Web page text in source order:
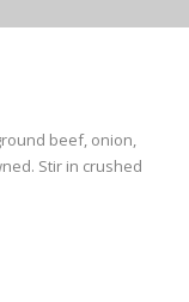
beef, onion,
Stir in crushed